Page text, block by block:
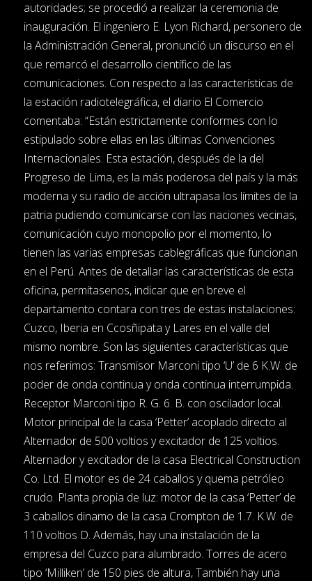
autoridades; se procedió a realizar la ceremonia de
inauguración. El ingeniero E. Lyon Richard, personero de
la Administración General, pronunció un discurso en el
que remarcó el desarrollo científico de las
comunicaciones. Con respecto a las características de
la estación radiotelegráfica, el diario El Comercio
comentaba: “Están estrictamente conformes con lo
estipulado sobre ellas en las últimas Convenciones
Internacionales. Esta estación, después de la del
Progreso de Lima, es la más poderosa del país y la más
moderna y su radio de acción ultrapasa los límites de la
patria pudiendo comunicarse con las naciones vecinas,
comunicación cuyo monopolio por el momento, lo
tienen las varias empresas cablegráficas que funcionan
en el Perú. Antes de detallar las características de esta
oficina, permítasenos, indicar que en breve el
departamento contara con tres de estas instalaciones:
Cuzco, Iberia en Ccosñipata y Lares en el valle del
mismo nombre. Son las siguientes características que
nos referimos: Transmisor Marconi tipo ‘U’ de 6 K.W. de
poder de onda continua y onda continua interrumpida.
Receptor Marconi tipo R. G. 6. B. con oscilador local.
Motor principal de la casa ‘Petter’ acoplado directo al
Alternador de 500 voltios y excitador de 125 voltios.
Alternador y excitador de la casa Electrical Construction
Co. Ltd. El motor es de 24 caballos y quema petróleo
crudo. Planta propia de luz: motor de la casa ‘Petter’ de
3 caballos dinamo de la casa Crompton de 1.7. K.W. de
110 voltios D. Además, hay una instalación de la
empresa del Cuzco para alumbrado. Torres de acero
tipo ‘Milliken’ de 150 pies de altura, También hay una